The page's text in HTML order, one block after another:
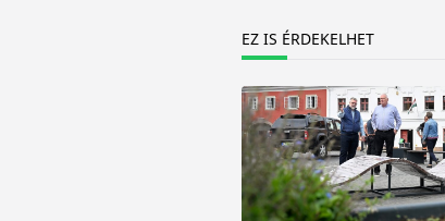
text">Page</span>
EZ IS ÉRDEKELHET